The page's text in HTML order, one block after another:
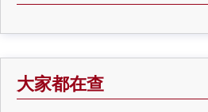
大家都在查